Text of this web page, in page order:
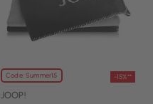
Code: Summer15 -15%**
JOOP!